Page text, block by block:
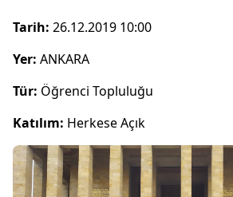
Tarih: 26.12.2019 10:00
Yer: ANKARA
Tür: Öğrenci Topluluğu
Katılım: Herkese Açık